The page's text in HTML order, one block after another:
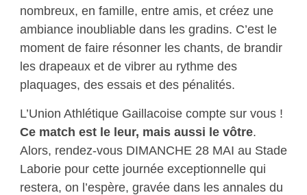
nombreux, en famille, entre amis, et créez une
ambiance inoubliable dans les gradins. C’est le
moment de faire résonner les chants, de brandir
les drapeaux et de vibrer au rythme des
plaquages, des essais et des pénalités.
L’Union Athlétique Gaillacoise compte sur vous !
Ce match est le leur, mais aussi le vôtre.
Alors, rendez-vous DIMANCHE 28 MAI au Stade
Laborie pour cette journée exceptionnelle qui
restera, on l’espère, gravée dans les annales du